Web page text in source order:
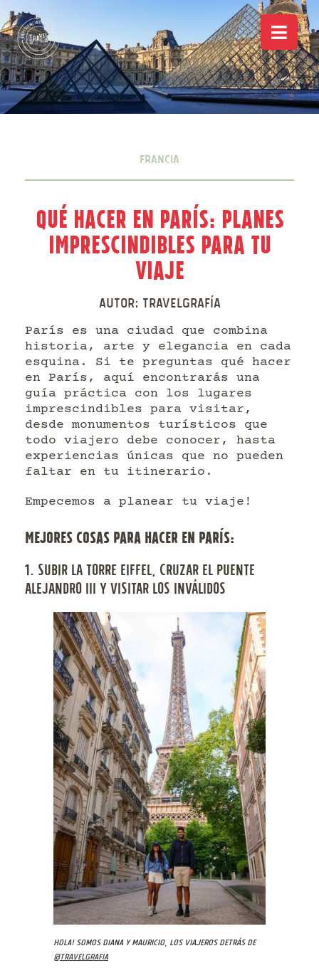
Francia
Qué hacer en París: Planes
imprescindibles para tu
viaje
Autor: Travelgrafía
París es una ciudad que combina
historia, arte y elegancia en cada
esquina. Si te preguntas qué hacer
en París, aquí encontrarás una
guía práctica con los lugares
imprescindibles para visitar,
desde monumentos turísticos que
todo viajero debe conocer, hasta
experiencias únicas que no pueden
faltar en tu itinerario.
Empecemos a planear tu viaje!
MEJORES COSAS PARA HACER EN PARÍS:
1. SUBIR LA TORRE EIFFEL, CRUZAR EL PUENTE
ALEJANDRO III Y VISITAR LOS INVÁLIDOS
Hola! Somos Diana y Mauricio, los viajeros detrás de
@travelgrafia